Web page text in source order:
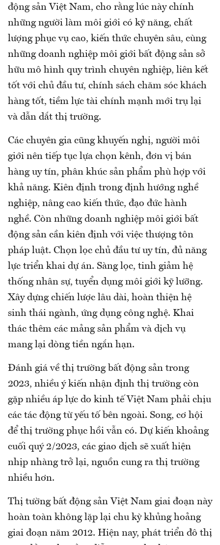
động sản Việt Nam, cho rằng lúc này chính
những người làm môi giới có kỹ năng, chất
lượng phục vụ cao, kiến thức chuyên sâu, cùng
những doanh nghiệp môi giới bất động sản sở
hữu mô hình quy trình chuyên nghiệp, liên kết
tốt với chủ đầu tư, chính sách chăm sóc khách
hàng tốt, tiềm lực tài chính mạnh mới trụ lại
và dẫn dắt thị trường.
Các chuyên gia cũng khuyến nghị, người môi
giới nên tiếp tục lựa chọn kênh, đơn vị bán
hàng uy tín, phân khúc sản phẩm phù hợp với
khả năng. Kiên định trong định hướng nghề
nghiệp, nâng cao kiến thức, đạo đức hành
nghề. Còn những doanh nghiệp môi giới bất
động sản cần kiên định với việc thượng tôn
pháp luật. Chọn lọc chủ đầu tư uy tín, đủ năng
lực triển khai dự án. Sàng lọc, tinh giảm hệ
thống nhân sự, tuyển dụng môi giới kỹ lưỡng.
Xây dựng chiến lược lâu dài, hoàn thiện hệ
sinh thái ngành, ứng dụng công nghệ. Khai
thác thêm các mảng sản phẩm và dịch vụ
mang lại dòng tiền ngắn hạn.
Đánh giá về thị trường bất động sản trong
2023, nhiều ý kiến nhận định thị trường còn
gặp nhiều áp lực do kinh tế Việt Nam phải chịu
các tác động từ yếu tố bên ngoài. Song, cơ hội
để thị trường phục hồi vẫn có. Dự kiến khoảng
cuối quý 2/2023, các giao dịch sẽ xuất hiện
nhịp nhàng trở lại, nguồn cung ra thị trường
nhiều hơn.
Thị tường bất động sản Việt Nam giai đoạn này
hoàn toàn không lặp lại chu kỳ khủng hoảng
giai đoạn năm 2012. Hiện nay, phát triển đô thị